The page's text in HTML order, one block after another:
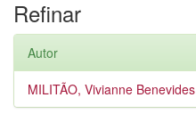
Refinar
Autor
MILITÃO, Vivianne Benevides